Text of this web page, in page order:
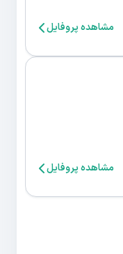
مشاهده پروفایل
مشاهده پروفایل